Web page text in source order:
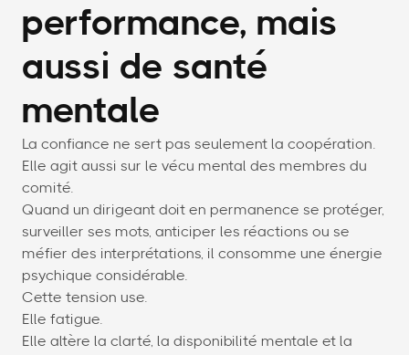
performance, mais
aussi de santé
mentale
La confiance ne sert pas seulement la coopération.
Elle agit aussi sur le vécu mental des membres du
comité.
Quand un dirigeant doit en permanence se protéger,
surveiller ses mots, anticiper les réactions ou se
méfier des interprétations, il consomme une énergie
psychique considérable.
Cette tension use.
Elle fatigue.
Elle altère la clarté, la disponibilité mentale et la